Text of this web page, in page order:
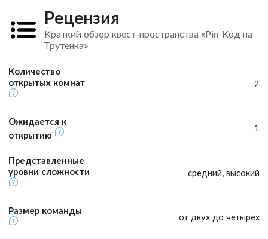
Рецензия
Краткий обзор квест-пространства «Pin-Код на
Трутенка»
Количество
открытых комнат
2
Ожидается к
открытию
1
Представленные
уровни сложности
средний, высокий
Размер команды
от двух до четырех